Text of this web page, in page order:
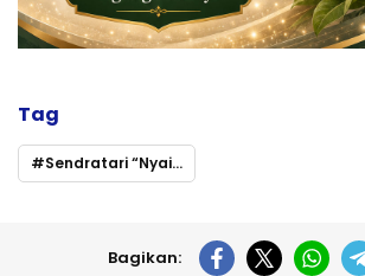
Tag
Sendratari “Nyai Balau: Buah Pilu” — Saat Kisah Ibu dari Tewah Menari Kembali di Panggung Zaman
Bagikan: